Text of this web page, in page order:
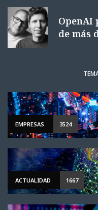
OpenAI
de más
EMPRESAS 3524
ACTUALIDAD 1667